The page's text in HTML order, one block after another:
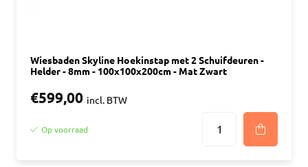
Wiesbaden Skyline Hoekinstap met 2 Schuifdeuren -
Helder - 8mm - 100x100x200cm - Mat Zwart
€599,00 incl. BTW
Op voorraad